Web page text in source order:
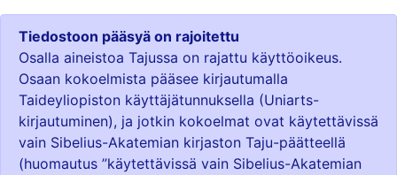
Tiedostoon pääsyä on rajoitettu
Osalla aineistoa Tajussa on rajattu käyttöoikeus.
Osaan kokoelmista pääsee kirjautumalla
Taideyliopiston käyttäjätunnuksella (Uniarts-
kirjautuminen), ja jotkin kokoelmat ovat käytettävissä
vain Sibelius-Akatemian kirjaston Taju-päätteellä
(huomautus ”käytettävissä vain Sibelius-Akatemian